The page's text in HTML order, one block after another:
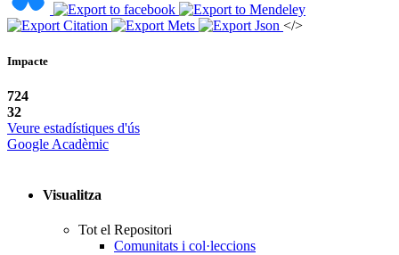
</>
Impacte
724
32
Veure estadístiques d'ús
Google Acadèmic
Visualitza
Tot el Repositori
Comunitats i col·leccions